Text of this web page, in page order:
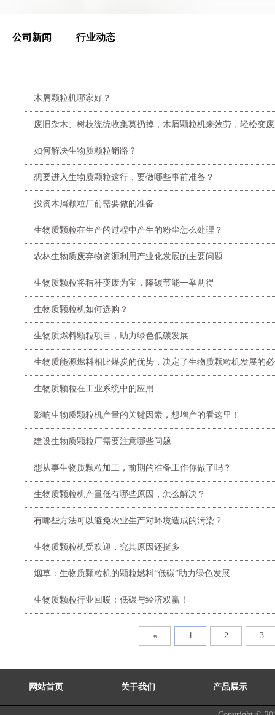
公司新闻 行业动态
木屑颗粒机哪家好？
废旧杂木、树枝统统收集莫扔掉，木屑颗粒机来效劳，轻松变
如何解决生物质颗粒销路？
想要进入生物质颗粒这行，要做哪些事前准备？
投资木屑颗粒厂前需要做的准备
生物质颗粒在生产的过程中产生的粉尘怎么处理？
农林生物质废弃物资源利用产业化发展的主要问题
生物质颗粒将秸秆变废为宝，降碳节能一举两得
生物质颗粒机如何选购？
生物质燃料颗粒项目，助力绿色低碳发展
生物质能源燃料相比煤炭的优势，决定了生物质颗粒机发展的
生物质颗粒在工业系统中的应用
影响生物质颗粒机产量的关键因素，想增产的看这里！
建设生物质颗粒厂需要注意哪些问题
想从事生物质颗粒加工，前期的准备工作你做了吗？
生物质颗粒机产量低有哪些原因，怎么解决？
有哪些方法可以避免农业生产对环境造成的污染？
生物质颗粒机受欢迎，究其原因还挺多
烟草：生物质颗粒机的颗粒燃料“低碳”助力绿色发展
生物质颗粒行业回暖：低碳与经济双赢！
« 1 2 3
网站首页 关于我们 产品展示